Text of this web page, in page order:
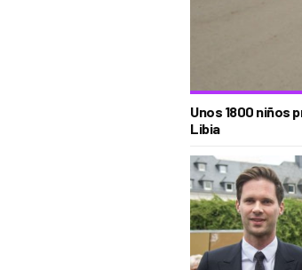
Unos 1800 niños
Libia